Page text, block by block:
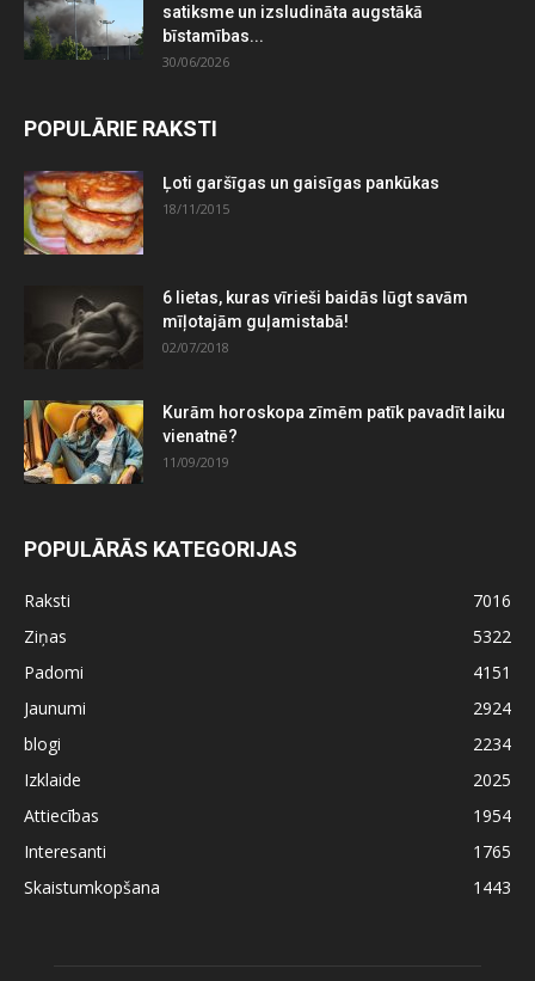
satiksme un izsludināta augstākā
bīstamības...
30/06/2026
POPULĀRIE RAKSTI
Ļoti garšīgas un gaisīgas pankūkas
18/11/2015
6 lietas, kuras vīrieši baidās lūgt savām
mīļotajām guļamistabā!
02/07/2018
Kurām horoskopa zīmēm patīk pavadīt laiku
vienatnē?
11/09/2019
POPULĀRĀS KATEGORIJAS
Raksti
7016
Ziņas
5322
Padomi
4151
Jaunumi
2924
blogi
2234
Izklaide
2025
Attiecības
1954
Interesanti
1765
Skaistumkopšana
1443